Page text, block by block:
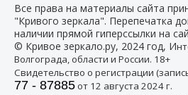
Все права на материалы сайта
"Кривого зеркала". Перепечатка
наличии прямой гиперссылки на
© Кривое зеркало.ру, 2024 год, И
Волгограда, области и России. 18+
Свидетельство о регистрации
77 - 87885от 12 августа 2024 г.